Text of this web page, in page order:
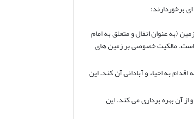
برخوردارند:
(به عنوان انفال و متعلق به امام
است. مالکیت خصوصی بر زمین های
به احیاء و آبادانی آن کند. این
آن بهره برداری می کند. این